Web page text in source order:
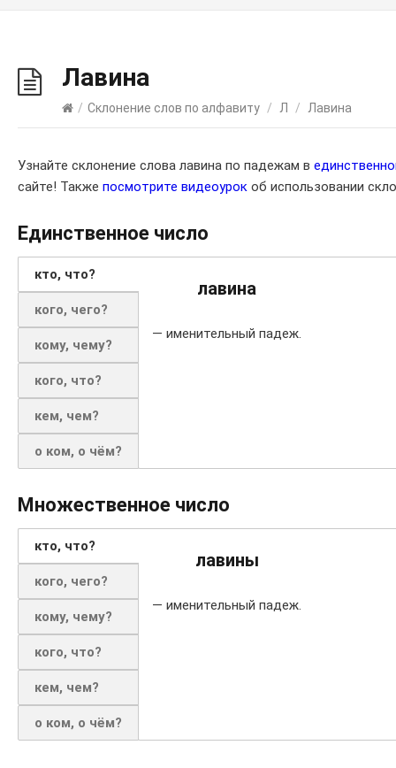
Лавина
/ Склонение слов по алфавиту / Л / Лавина
Узнайте склонение слова лавина по падежам в
сайте! Также посмотрите видеоурок об использовании
Единственное число
кто, что?
кого, чего?
кому, чему?
кого, что?
кем, чем?
о ком, о чём?
лавина
— именительный падеж.
Множественное число
кто, что?
кого, чего?
кому, чему?
кого, что?
кем, чем?
о ком, о чём?
лавины
— именительный падеж.